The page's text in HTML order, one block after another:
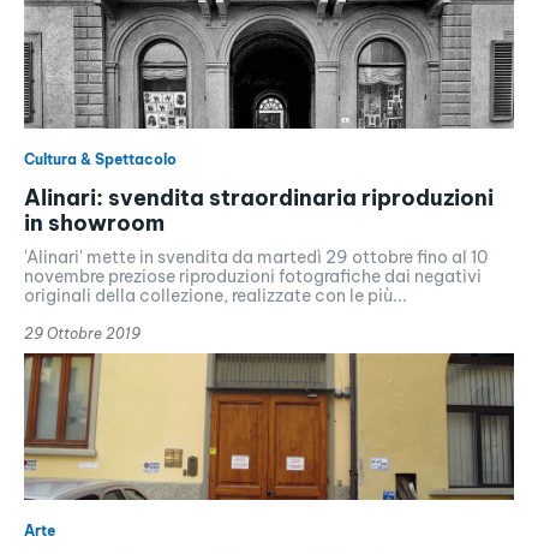
Cultura & Spettacolo
Alinari: svendita straordinaria riproduzioni
in showroom
'Alinari' mette in svendita da martedì 29 ottobre fino al 10
novembre preziose riproduzioni fotografiche dai negativi
originali della collezione, realizzate con le più...
29 Ottobre 2019
Arte